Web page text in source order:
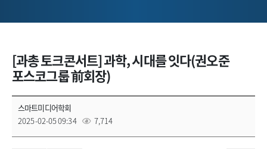
[과총 토크콘서트] 과학, 시대를 잇다(권오준
포스코그룹 前회장)
스마트미디어학회
2025-02-05 09:34
7,714